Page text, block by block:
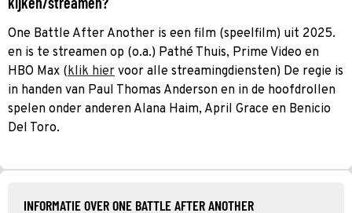
One Battle After Another is een film (speelfilm) uit 2025.
en is te streamen op (o.a.) Pathé Thuis, Prime Video en
HBO Max (klik hier voor alle streamingdiensten) De regie is
in handen van Paul Thomas Anderson en in de hoofdrollen
spelen onder anderen Alana Haim, April Grace en Benicio
Del Toro.
INFORMATIE OVER ONE BATTLE AFTER ANOTHER